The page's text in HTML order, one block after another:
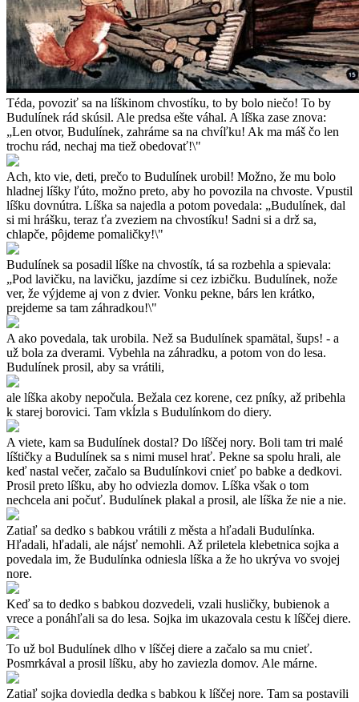
Téda, povoziť sa na líškinom chvostíku, to by bolo niečo! To by
Budulínek rád skúsil. Ale predsa ešte váhal. A líška zase znova:
„Len otvor, Budulínek, zahráme sa na chvíľku! Ak ma máš čo len
trochu rád, nechaj ma tiež obedovať!\"
Ach, kto vie, deti, prečo to Budulínek urobil! Možno, že mu bolo
hladnej líšky ľúto, možno preto, aby ho povozila na chvoste. Vpustil
líšku dovnútra. Líška sa najedla a potom povedala: „Budulínek, dal
si mi hrášku, teraz ťa zveziem na chvostíku! Sadni si a drž sa,
chlapče, pôjdeme pomaličky!\"
Budulínek sa posadil líške na chvostík, tá sa rozbehla a spievala:
„Pod lavičku, na lavičku, jazdíme si cez izbičku. Budulínek, nože
ver, že výjdeme aj von z dvier. Vonku pekne, bárs len krátko,
prejdeme sa tam záhradkou!\"
A ako povedala, tak urobila. Než sa Budulínek spamätal, šups! - a
už bola za dverami. Vybehla na záhradku, a potom von do lesa.
Budulínek prosil, aby sa vrátili,
ale líška akoby nepočula. Bežala cez korene, cez pníky, až pribehla
k starej borovici. Tam vkĺzla s Budulínkom do diery.
A viete, kam sa Budulínek dostal? Do líščej nory. Boli tam tri malé
líštičky a Budulínek sa s nimi musel hrať. Pekne sa spolu hrali, ale
keď nastal večer, začalo sa Budulínkovi cnieť po babke a dedkovi.
Prosil preto líšku, aby ho odviezla domov. Líška však o tom
nechcela ani počuť. Budulínek plakal a prosil, ale líška že nie a nie.
Zatiaľ sa dedko s babkou vrátili z města a hľadali Budulínka.
Hľadali, hľadali, ale nájsť nemohli. Až priletela klebetnica sojka a
povedala im, že Budulínka odniesla líška a že ho ukrýva vo svojej
nore.
Keď sa to dedko s babkou dozvedeli, vzali husličky, bubienok a
vrece a ponáhľali sa do lesa. Sojka im ukazovala cestu k líščej diere.
To už bol Budulínek dlho v líščej diere a začalo sa mu cnieť.
Posmrkával a prosil líšku, aby ho zaviezla domov. Ale márne.
Zatiaľ sojka doviedla dedka s babkou k líščej nore. Tam sa postavili